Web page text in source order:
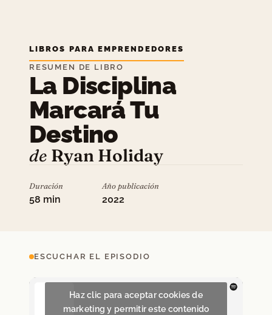
LIBROS PARA EMPRENDEDORES
RESUMEN DE LIBRO
La Disciplina
Marcará Tu
Destino
de Ryan Holiday
Duración
58 min
Año publicación
2022
ESCUCHAR EL EPISODIO
Haz clic para aceptar cookies de
marketing y permitir este contenido